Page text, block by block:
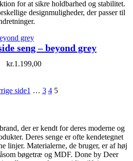
for at sikre holdbarhed og stabilitet.
designmuligheder, der passer til
seng – beyond grey
kr.1.199,00
side1 … 3 4 5
der er kendt for deres moderne og
Deres senge er ofte kendetegnet
linjer. Materialerne, de bruger, er af høj
bøgetræ og MDF. Done by Deer